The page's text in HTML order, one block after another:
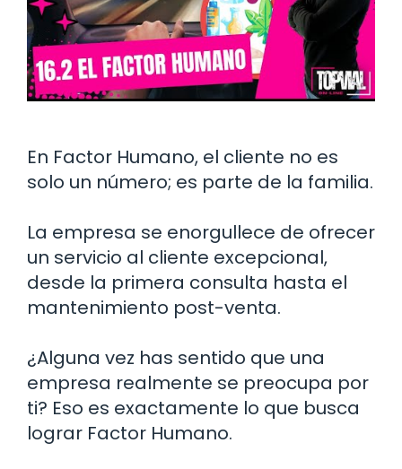
En Factor Humano, el cliente no es
solo un número; es parte de la familia.
La empresa se enorgullece de ofrecer
un servicio al cliente excepcional,
desde la primera consulta hasta el
mantenimiento post-venta.
¿Alguna vez has sentido que una
empresa realmente se preocupa por
ti? Eso es exactamente lo que busca
lograr Factor Humano.